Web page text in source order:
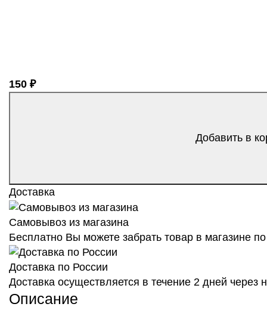
150 ₽
Добавить в
Доставка
Самовывоз из магазина
Бесплатно Вы можете забрать товар в магазине
Доставка по России
Доставка осуществляется в течение 2 дней
Описание